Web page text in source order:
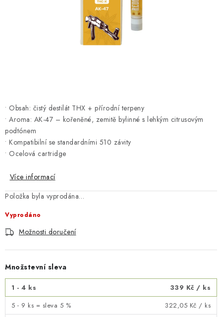
Hodnocení obchodu
• Obsah: čistý destilát THX + přírodní terpeny
• Aroma: AK-47 – kořeněné, zemitě bylinné s lehkým citrusovým
podtónem
• Kompatibilní se standardními 510 závity
• Ocelová cartridge
Více informací
Položka byla vyprodána…
Vyprodáno
Možnosti doručení
Množstevní sleva
1 - 4 ks 339 Kč / ks
5 - 9 ks = sleva 5 %
322,05 Kč / ks